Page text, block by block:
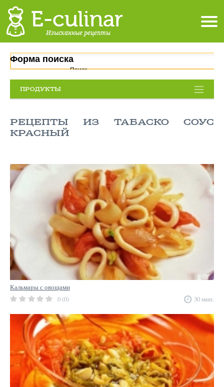
Форма поиска
Поиск
ПРОДУКТЫ
РЕЦЕПТЫ ИЗ ТАБАСКО СОУС
КРАСНЫЙ
Кальмары с овощами
0 (0)
30 мин.